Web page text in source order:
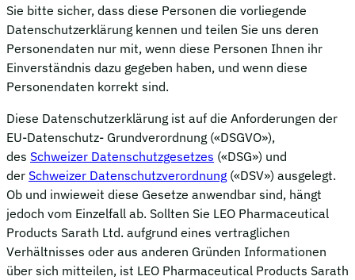
Sie bitte sicher, dass diese Personen die vorliegende
Datenschutzerklärung kennen und teilen Sie uns deren
Personendaten nur mit, wenn diese Personen Ihnen ihr
Einverständnis dazu gegeben haben, und wenn diese
Personendaten korrekt sind.
Diese Datenschutzerklärung ist auf die Anforderungen der
EU-Datenschutz- Grundverordnung («DSGVO»),
des Schweizer Datenschutzgesetzes («DSG») und
der Schweizer Datenschutzverordnung («DSV») ausgelegt.
Ob und inwieweit diese Gesetze anwendbar sind, hängt
jedoch vom Einzelfall ab. Sollten Sie LEO Pharmaceutical
Products Sarath Ltd. aufgrund eines vertraglichen
Verhältnisses oder aus anderen Gründen Informationen
über sich mitteilen, ist LEO Pharmaceutical Products Sarath